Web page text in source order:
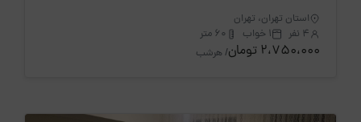
استان تهران، تهران
4 نفر
1 خواب 60 متر
2،750،000 تومان / هرشب